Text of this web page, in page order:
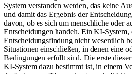
System verstanden werden, das keine
und damit das Ergebnis der
davon, ob es sich um menschliche oder
Entscheidungen handelt. Ein KI-System,
Entscheidungsfindung nicht wesentlich
Situationen einschließen, in denen eine
Bedingungen erfüllt sind. Die erste
KI-System dazu bestimmt ist, in einem